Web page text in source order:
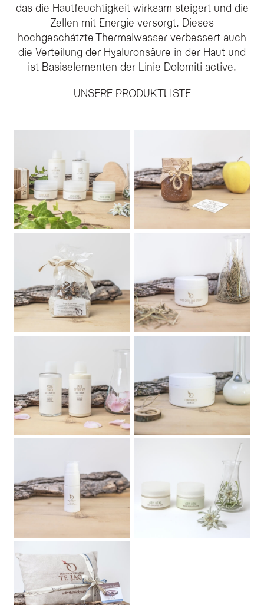
das die Hautfeuchtigkeit wirksam steigert und die
Zellen mit Energie versorgt. Dieses
hochgeschätzte Thermalwasser verbessert auch
die Verteilung der Hyaluronsäure in der Haut und
ist Basiselementen der Linie Dolomiti active.
UNSERE PRODUKTLISTE